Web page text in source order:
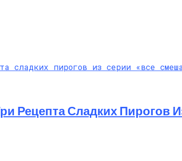
Рецепта Сладких Пирогов